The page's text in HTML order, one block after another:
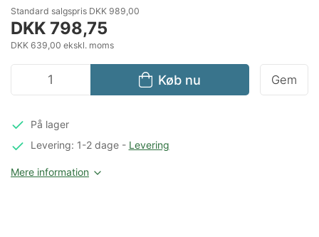
Standard salgspris DKK 989,00
DKK 798,75
DKK 639,00 ekskl. moms
Køb nu Gem
På lager
Levering: 1-2 dage- Levering
Mere information